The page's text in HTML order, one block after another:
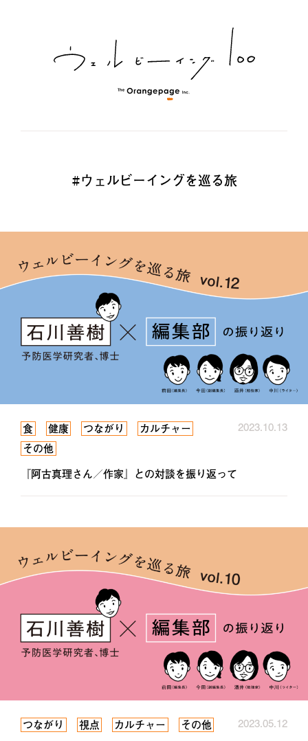
#ウェルビーイングを巡る旅
食 健康 つながり
カルチャー
その他
2023.10.13
『阿古真理さん／作家』との対談を振り返って
つながり 視点 カルチャー その他
2023.05.12